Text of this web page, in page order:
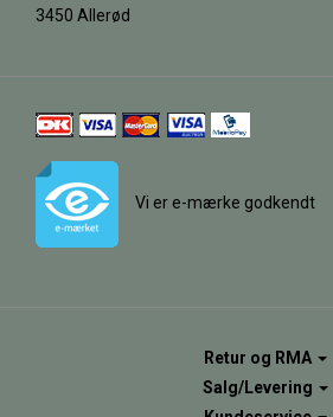
3450 Allerød
Vi er e-mærke godkendt
Retur og RMA
Salg/Levering